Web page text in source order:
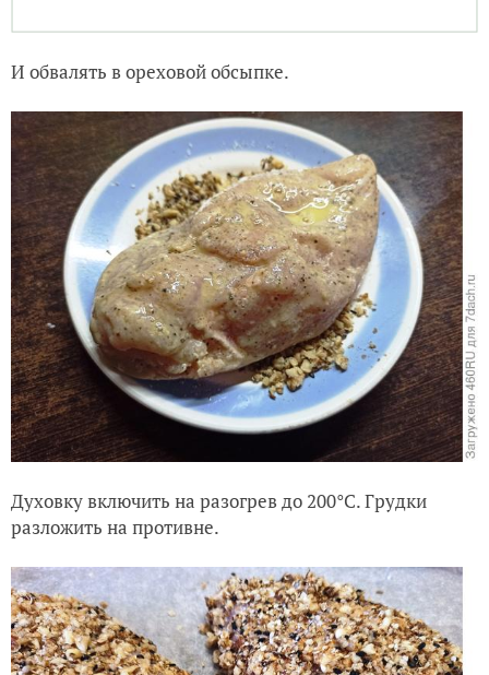
И обвалять в ореховой обсыпке.
Духовку включить на разогрев до 200°C. Грудки
разложить на противне.